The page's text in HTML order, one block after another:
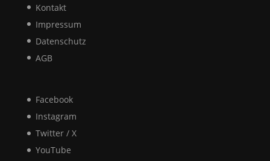
Kontakt
Impressum
Datenschutz
AGB
Facebook
Instagram
Twitter / X
YouTube